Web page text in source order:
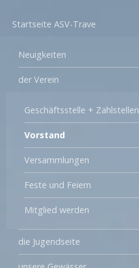
Startseite ASV-Trave
Neuigkeiten
der Verein
Geschäftsstelle + Zahlstellen
Vorstand
Versammlungen
Feste und Feiern
Mitglied werden
die Jugendseite